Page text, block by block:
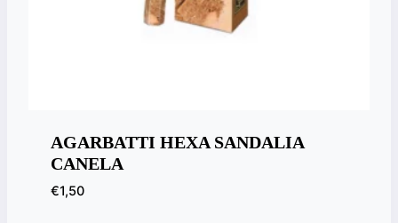
AGARBATTI HEXA SANDALIA
CANELA
€1,50